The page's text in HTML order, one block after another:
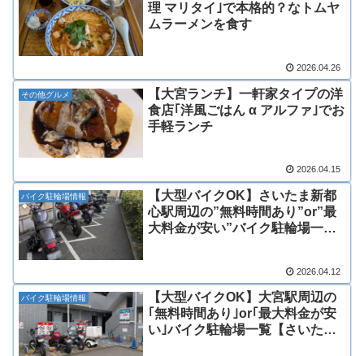
理 マリタイ｣で本格的？なトムヤ
ムラーメンを食す
2026.04.26
その他グルメ
【大宮ランチ】一軒家タイプの洋
食店｢洋風ごはん α アルファ｣でお
手軽ランチ
2026.04.15
バイク駐輪場情報
【大型バイクOK】さいたま新都
心駅周辺の”無料時間あり”or”最
大料金が安い”バイク駐輪場一覧
2026.04.12
バイク駐輪場情報
【大型バイクOK】大宮駅周辺の
｢無料時間あり｣or｢最大料金が安
い｣バイク駐輪場一覧【さいたま